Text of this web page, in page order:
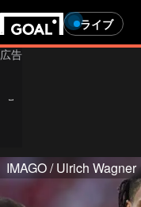
ライブ
IMAGO / Ulrich Wagner